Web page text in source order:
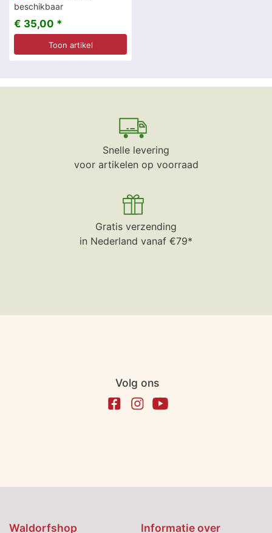
beschikbaar
€ 35,00 *
Toon artikel
Snelle levering
voor artikelen op voorraad
Gratis verzending
in Nederland vanaf €79*
Volg ons
Waldorfshop Informatie over